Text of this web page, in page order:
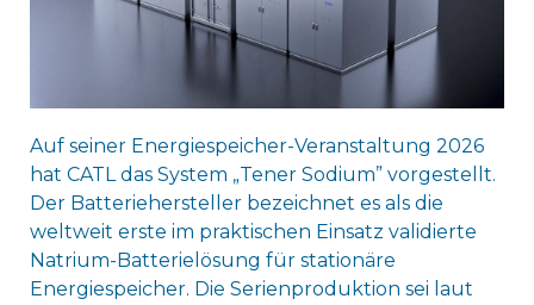
Auf seiner Energiespeicher-Veranstaltung 2026
hat CATL das System „Tener Sodium” vorgestellt.
Der Batteriehersteller bezeichnet es als die
weltweit erste im praktischen Einsatz validierte
Natrium-Batterielösung für stationäre
Energiespeicher. Die Serienproduktion sei laut